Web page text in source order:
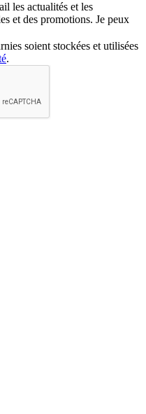
les actualités et les
et des promotions. Je peux
soient stockées et utilisées
.